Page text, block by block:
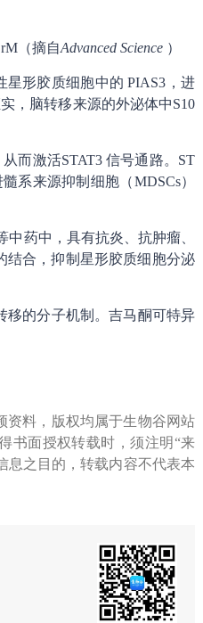
（摘自Advanced Science ）
星形胶质细胞中的 PIAS3，进
，脑转移来源的外泌体中S10
而激活STAT3 信号通路。ST
系来源抑制细胞（MDSCs）
药中，具有抗炎、抗肿瘤、
结合，抑制星形胶质细胞分泌
移的分子机制。吉马酮可特异
资料，版权均属于生物谷网站
书面授权转载时，须注明“来
息之目的，转载内容不代表本